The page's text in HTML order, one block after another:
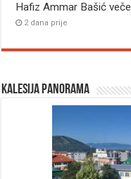
Hafiz Ammar Bašić
2 dana prije
Kalesija panorama